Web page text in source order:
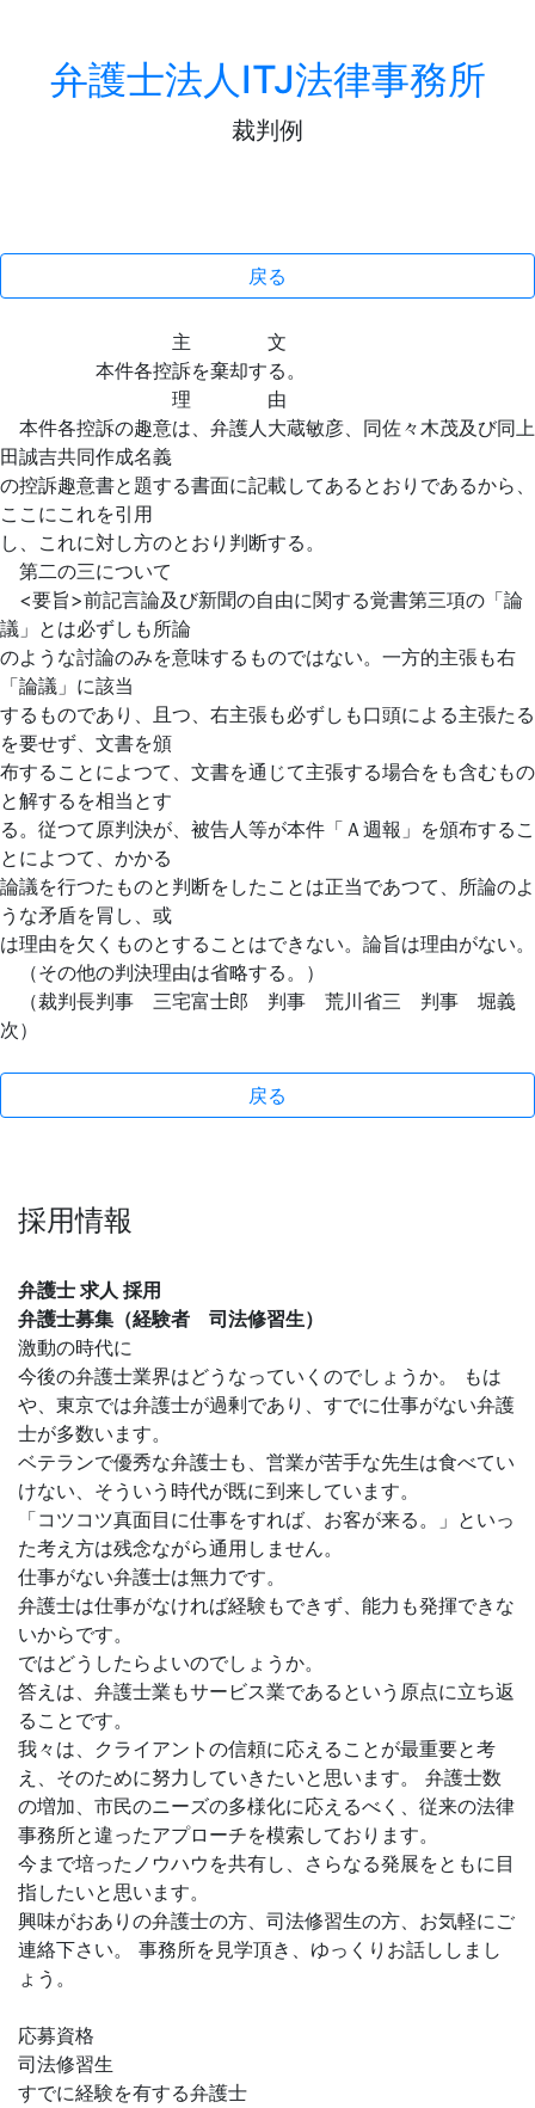
弁護士法人ITJ法律事務所
裁判例
戻る
主 文
本件各控訴を棄却する。
理 由
本件各控訴の趣意は、弁護人大蔵敏彦、同佐々木茂及び同上
田誠吉共同作成名義
の控訴趣意書と題する書面に記載してあるとおりであるから、
ここにこれを引用
し、これに対し方のとおり判断する。
第二の三について
<要旨>前記言論及び新聞の自由に関する覚書第三項の「論
議」とは必ずしも所論
のような討論のみを意味するものではない。一方的主張も右
「論議」に該当
するものであり、且つ、右主張も必ずしも口頭による主張たる
を要せず、文書を頒
布することによつて、文書を通じて主張する場合をも含むもの
と解するを相当とす
る。従つて原判決が、被告人等が本件「Ａ週報」を頒布するこ
とによつて、かかる
論議を行つたものと判断をしたことは正当であつて、所論のよ
うな矛盾を冐し、或
は理由を欠くものとすることはできない。論旨は理由がない。
（その他の判決理由は省略する。）
（裁判長判事 三宅富士郎 判事 荒川省三 判事 堀義
次）
戻る
採用情報
弁護士 求人 採用
弁護士募集（経験者 司法修習生）
激動の時代に
今後の弁護士業界はどうなっていくのでしょうか。 もは
や、東京では弁護士が過剰であり、すでに仕事がない弁護
士が多数います。
ベテランで優秀な弁護士も、営業が苦手な先生は食べてい
けない、そういう時代が既に到来しています。
「コツコツ真面目に仕事をすれば、お客が来る。」といっ
た考え方は残念ながら通用しません。
仕事がない弁護士は無力です。
弁護士は仕事がなければ経験もできず、能力も発揮できな
いからです。
ではどうしたらよいのでしょうか。
答えは、弁護士業もサービス業であるという原点に立ち返
ることです。
我々は、クライアントの信頼に応えることが最重要と考
え、そのために努力していきたいと思います。 弁護士数
の増加、市民のニーズの多様化に応えるべく、従来の法律
事務所と違ったアプローチを模索しております。
今まで培ったノウハウを共有し、さらなる発展をともに目
指したいと思います。
興味がおありの弁護士の方、司法修習生の方、お気軽にご
連絡下さい。 事務所を見学頂き、ゆっくりお話ししまし
ょう。
応募資格
司法修習生
すでに経験を有する弁護士